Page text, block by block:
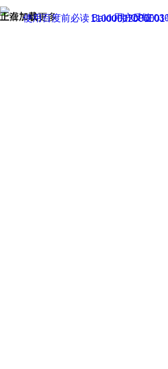
正在加载
上滑加载更多 用户反馈
使用百度前必读 Baidu 京ICP证
京公网安备